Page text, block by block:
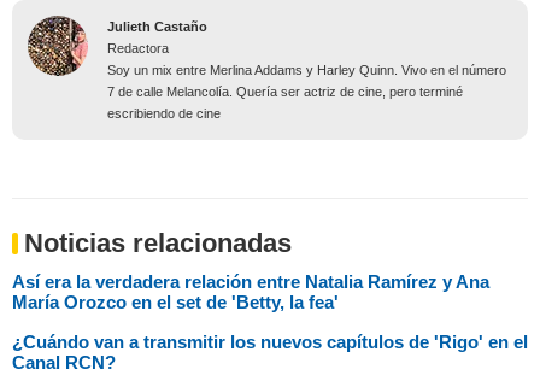
Julieth Castaño
Redactora
Soy un mix entre Merlina Addams y Harley Quinn. Vivo en el número
7 de calle Melancolía. Quería ser actriz de cine, pero terminé
escribiendo de cine
Noticias relacionadas
Así era la verdadera relación entre Natalia Ramírez y Ana
María Orozco en el set de 'Betty, la fea'
¿Cuándo van a transmitir los nuevos capítulos de 'Rigo' en el
Canal RCN?